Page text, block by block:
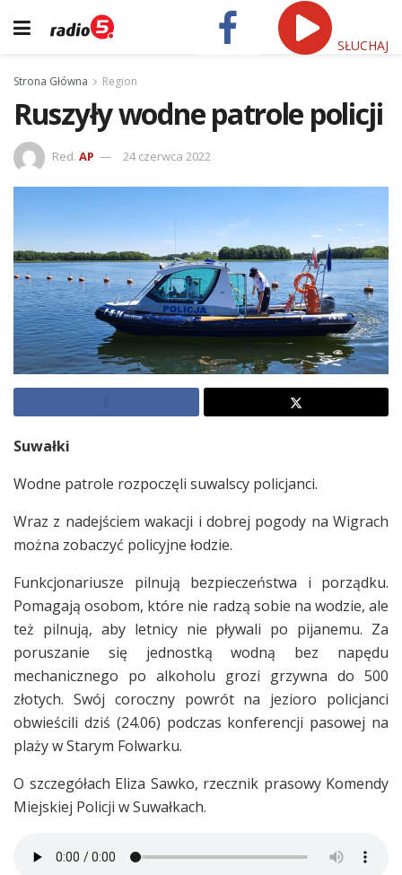
SŁUCHAJ
Strona Główna Region
Ruszyły wodne patrole policji
Red. AP 24 czerwca 2022
Suwałki
Wodne patrole rozpoczęli suwalscy policjanci.
Wraz z nadejściem wakacji i dobrej pogody na Wigrach
można zobaczyć policyjne łodzie.
Funkcjonariusze pilnują bezpieczeństwa i porządku.
Pomagają osobom, które nie radzą sobie na wodzie, ale
też pilnują, aby letnicy nie pływali po pijanemu. Za
poruszanie się jednostką wodną bez napędu
mechanicznego po alkoholu grozi grzywna do 500
złotych. Swój coroczny powrót na jezioro policjanci
obwieścili dziś (24.06) podczas konferencji pasowej na
plaży w Starym Folwarku.
O szczegółach Eliza Sawko, rzecznik prasowy Komendy
Miejskiej Policji w Suwałkach.